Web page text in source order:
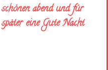
schönen abend und fúr
später eine Gute Nacht